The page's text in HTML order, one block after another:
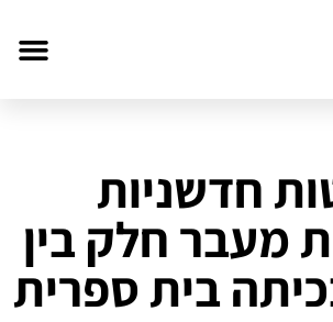
חדשניות
מעבר חלק בין
בית ספרית